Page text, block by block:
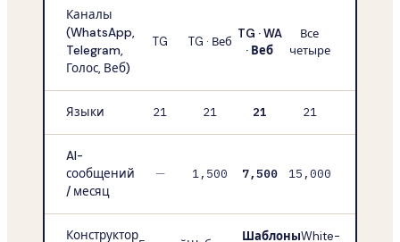
Каналы
(WhatsApp,
Telegram,
Голос, Веб)
TG TG · Веб
TG · WA
· Веб
Все
четыре
Языки 21 21 21 21
AI-
сообщений
/ месяц
— 1,500 7,500 15,000
Конструктор ШаблоныWhite-